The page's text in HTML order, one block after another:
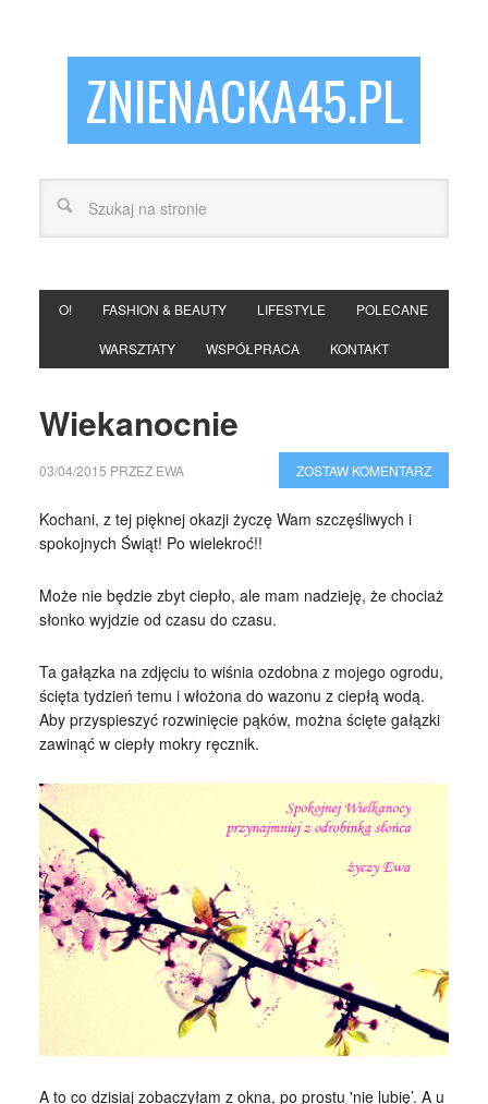
ZNIENACKA45.PL
O! FASHION & BEAUTY LIFESTYLE POLECANE
WARSZTATY WSPÓŁPRACA KONTAKT
Wiekanocnie
03/04/2015 PRZEZ EWA ZOSTAW KOMENTARZ
Kochani, z tej pięknej okazji życzę Wam szczęśliwych i
spokojnych Świąt! Po wielekroć!!
Może nie będzie zbyt ciepło, ale mam nadzieję, że chociaż
słonko wyjdzie od czasu do czasu.
Ta gałązka na zdjęciu to wiśnia ozdobna z mojego ogrodu,
ścięta tydzień temu i włożona do wazonu z ciepłą wodą.
Aby przyspieszyć rozwinięcie pąków, można ścięte gałązki
zawinąć w ciepły mokry ręcznik.
A to co dzisiaj zobaczyłam z okna, po prostu 'nie lubię’. A u